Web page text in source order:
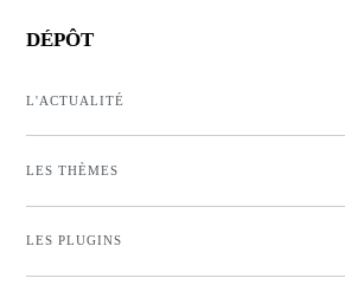
DÉPÔT
L'ACTUALITÉ
LES THÈMES
LES PLUGINS